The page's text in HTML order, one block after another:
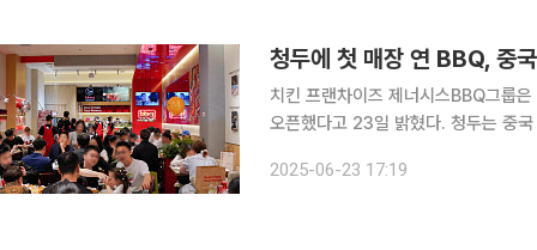
청두에 첫 매장 연 BBQ, 중
치킨 프랜차이즈 제너시스BBQ그룹
오픈했다고 23일 밝혔다. 청두는 중국 서부 지역을 대표하는 도시다. 매장이 있는 동쟈오지이 지역
지이점은 약 160㎡(48평) 규모다.
2025-06-23 17:19